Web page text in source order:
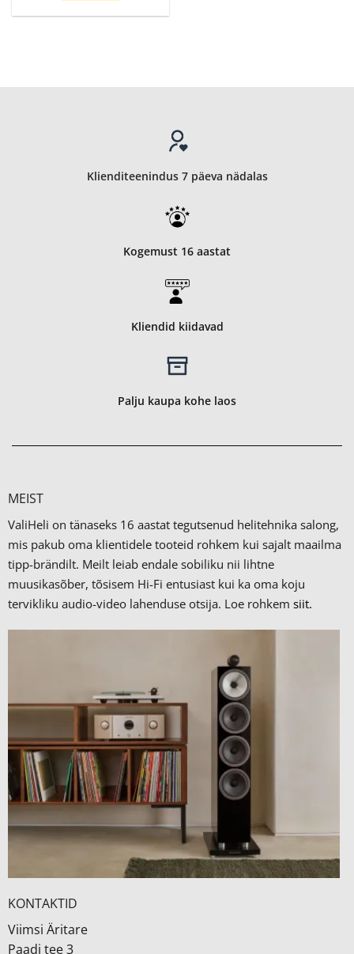
Klienditeenindus 7 päeva nädalas
Kogemust 16 aastat
Kliendid kiidavad
Palju kaupa kohe laos
MEIST
ValiHeli on tänaseks 16 aastat tegutsenud helitehnika salong,
mis pakub oma klientidele tooteid rohkem kui sajalt maailma
tipp-brändilt. Meilt leiab endale sobiliku nii lihtne
muusikasõber, tõsisem Hi-Fi entusiast kui ka oma koju
tervikliku audio-video lahenduse otsija. Loe rohkem siit.
KONTAKTID
Viimsi Äritare
Paadi tee 3